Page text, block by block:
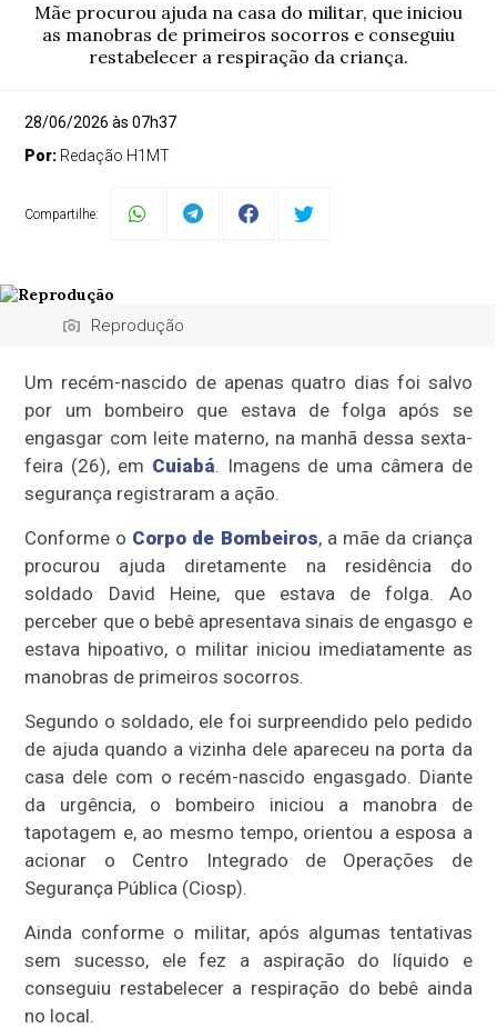
Mãe procurou ajuda na casa do militar, que iniciou
as manobras de primeiros socorros e conseguiu
restabelecer a respiração da criança.
28/06/2026 às 07h37
Por: Redação H1MT
Compartilhe:
Reprodução
Um recém-nascido de apenas quatro dias foi salvo
por um bombeiro que estava de folga após se
engasgar com leite materno, na manhã dessa sexta-
feira (26), em Cuiabá. Imagens de uma câmera de
segurança registraram a ação.
Conforme o Corpo de Bombeiros, a mãe da criança
procurou ajuda diretamente na residência do
soldado David Heine, que estava de folga. Ao
perceber que o bebê apresentava sinais de engasgo e
estava hipoativo, o militar iniciou imediatamente as
manobras de primeiros socorros.
Segundo o soldado, ele foi surpreendido pelo pedido
de ajuda quando a vizinha dele apareceu na porta da
casa dele com o recém-nascido engasgado. Diante
da urgência, o bombeiro iniciou a manobra de
tapotagem e, ao mesmo tempo, orientou a esposa a
acionar o Centro Integrado de Operações de
Segurança Pública (Ciosp).
Ainda conforme o militar, após algumas tentativas
sem sucesso, ele fez a aspiração do líquido e
conseguiu restabelecer a respiração do bebê ainda
no local.